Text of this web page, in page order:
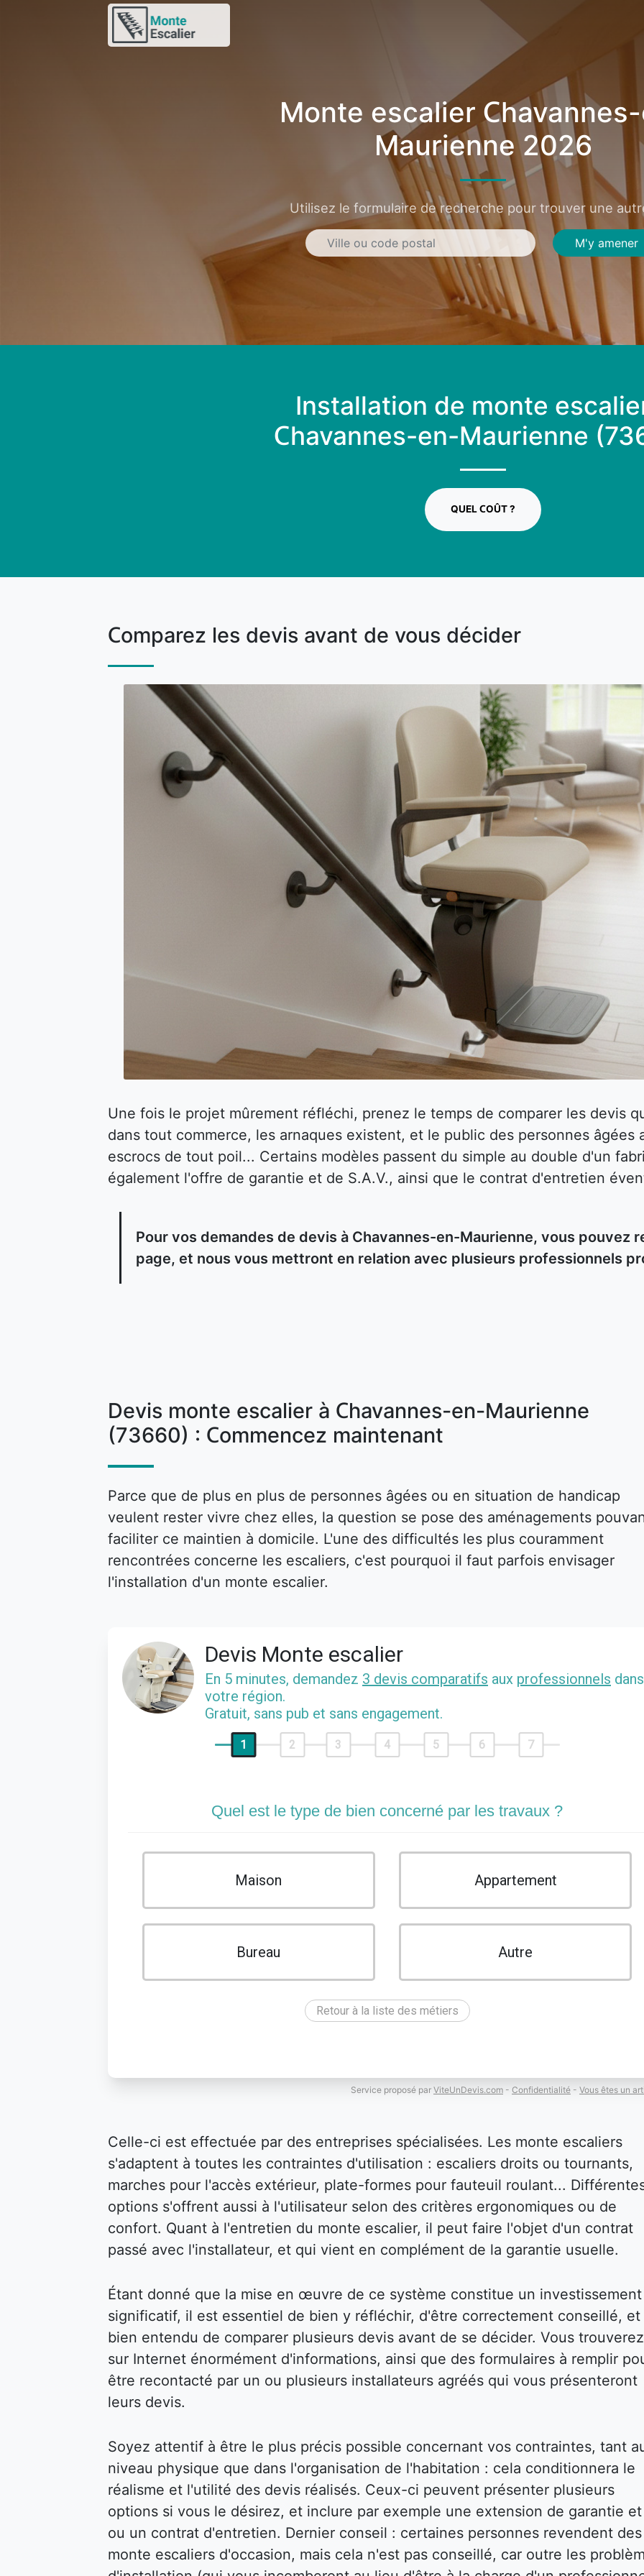
Monte escalier
Maurienne 2026
Utilisez le formulaire de recherche pour trouver une
M'y amener
Installation de monte
Chavannes-en-Maurienne
QUEL COÛT ?
Comparez les devis avant de vous décider
Une fois le projet mûrement réfléchi, prenez le temps de comparer les devis
dans tout commerce, les arnaques existent, et le public des personnes âgées
escrocs de tout poil... Certains modèles passent du simple au double d'un
également l'offre de garantie et de S.A.V., ainsi que le contrat d'entretien
Pour vos demandes de devis à Chavannes-en-Maurienne, vous pouvez
page, et nous vous mettront en relation avec plusieurs professionnels
Devis monte escalier à Chavannes-en-Maurienne
(73660) : Commencez maintenant
Parce que de plus en plus de personnes âgées ou en situation de handicap
veulent rester vivre chez elles, la question se pose des aménagements
faciliter ce maintien à domicile. L'une des difficultés les plus couramment
rencontrées concerne les escaliers, c'est pourquoi il faut parfois envisager
l'installation d'un monte escalier.
Devis Monte escalier
En 5 minutes, demandez 3 devis comparatifs aux professionnels dans
votre région.
Gratuit, sans pub et sans engagement.
1 2 3 4 5 6 7
Quel est le type de bien concerné par les travaux ?
Maison Appartement
Bureau Autre
Retour à la liste des métiers
Service proposé par ViteUnDevis.com - Confidentialité - Vous êtes un
Celle-ci est effectuée par des entreprises spécialisées. Les monte escaliers
s'adaptent à toutes les contraintes d'utilisation : escaliers droits ou tournants,
marches pour l'accès extérieur, plate-formes pour fauteuil roulant...
options s'offrent aussi à l'utilisateur selon des critères ergonomiques ou de
confort. Quant à l'entretien du monte escalier, il peut faire l'objet d'un contrat
passé avec l'installateur, et qui vient en complément de la garantie usuelle.
Étant donné que la mise en œuvre de ce système constitue un investissement
significatif, il est essentiel de bien y réfléchir, d'être correctement conseillé, et
bien entendu de comparer plusieurs devis avant de se décider. Vous trouverez
sur Internet énormément d'informations, ainsi que des formulaires à remplir
être recontacté par un ou plusieurs installateurs agréés qui vous présenteront
leurs devis.
Soyez attentif à être le plus précis possible concernant vos contraintes, tant
niveau physique que dans l'organisation de l'habitation : cela conditionnera le
réalisme et l'utilité des devis réalisés. Ceux-ci peuvent présenter plusieurs
options si vous le désirez, et inclure par exemple une extension de garantie
ou un contrat d'entretien. Dernier conseil : certaines personnes revendent des
monte escaliers d'occasion, mais cela n'est pas conseillé, car outre les